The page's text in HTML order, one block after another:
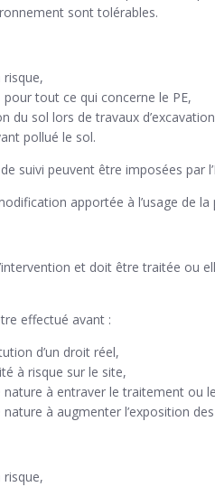
sont tolérables.
risque,
pour tout ce qui concerne le PE,
du sol lors de travaux
pollué le sol.
suivi peuvent être imposées par
apportée à l’usage de
et doit être traitée ou
effectué avant :
d’un droit réel,
à risque sur le site,
à entraver le traitement ou
à augmenter l’exposition
risque,